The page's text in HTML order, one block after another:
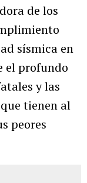
de los
sísmica en
el profundo
y las
tienen al
peores